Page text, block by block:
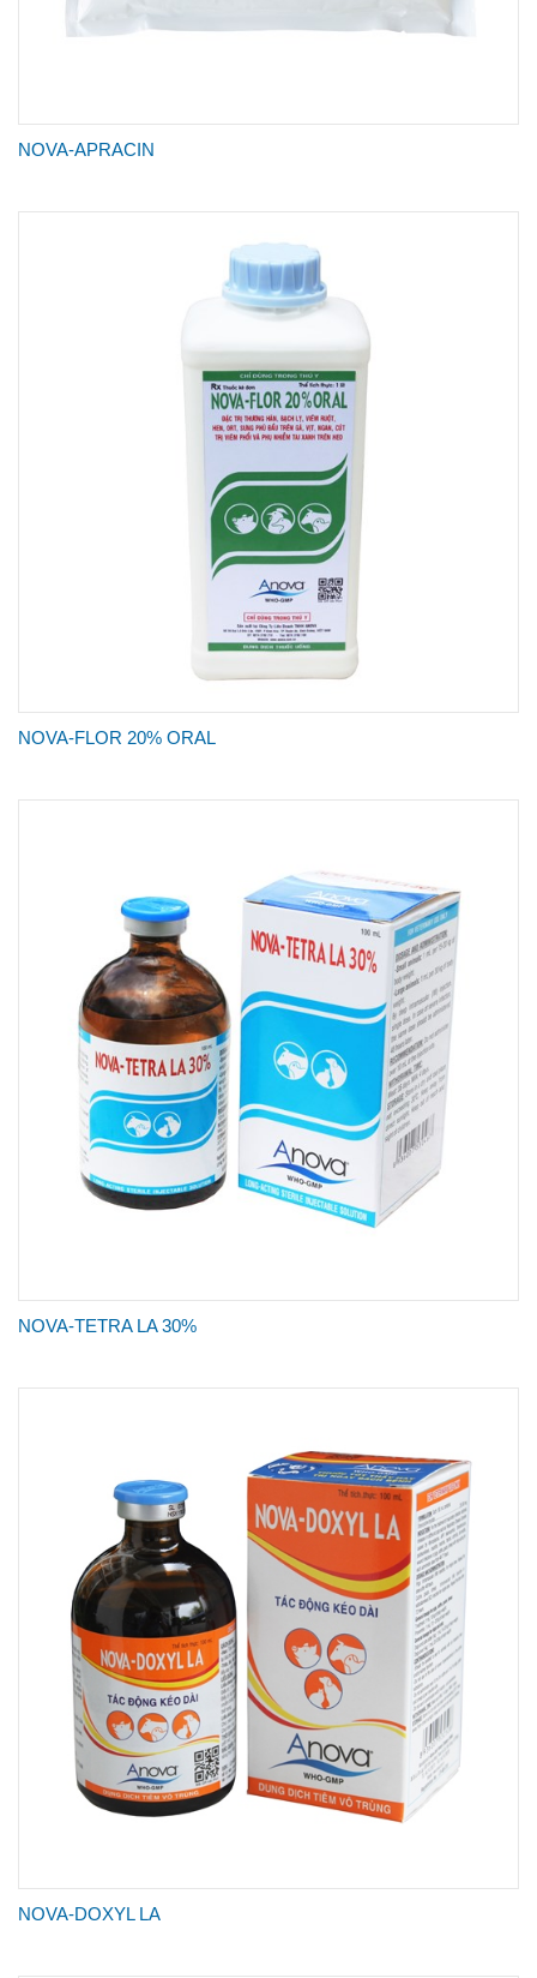
NOVA-APRACIN
NOVA-FLOR 20% ORAL
NOVA-TETRA LA 30%
NOVA-DOXYL LA